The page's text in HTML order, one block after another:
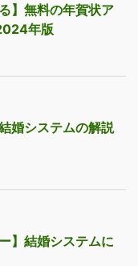
】無料の年賀状ア
年版
婚システムの解説
】結婚システムに